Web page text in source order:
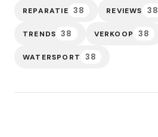
REPARATIE 38 REVIEWS 38
TRENDS 38 VERKOOP 38
WATERSPORT 38